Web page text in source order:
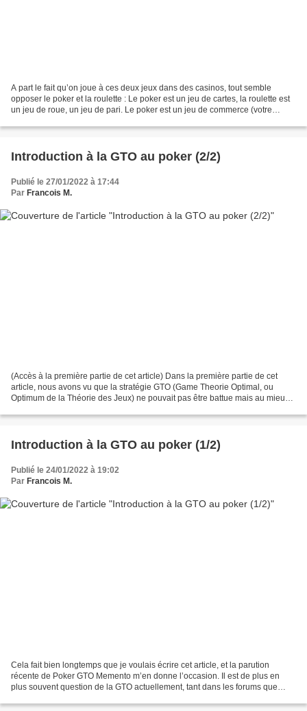
A part le fait qu’on joue à ces deux jeux dans des casinos, tout semble
opposer le poker et la roulette : Le poker est un jeu de cartes, la roulette est
un jeu de roue, un jeu de pari. Le poker est un jeu de commerce (votre
Introduction à la GTO au poker (2/2)
Publié le 27/01/2022 à 17:44
Par Francois M.
(Accès à la première partie de cet article) Dans la première partie de cet
article, nous avons vu que la stratégie GTO (Game Theorie Optimal, ou
Optimum de la Théorie des Jeux) ne pouvait pas être battue mais au mieux
Introduction à la GTO au poker (1/2)
Publié le 24/01/2022 à 19:02
Par Francois M.
Cela fait bien longtemps que je voulais écrire cet article, et la parution
récente de Poker GTO Memento m’en donne l’occasion. Il est de plus en
plus souvent question de la GTO actuellement, tant dans les forums que